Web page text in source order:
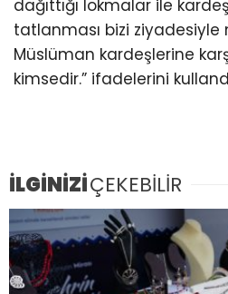
dağıttığı lokmalar ile
tatlanması bizi
Müslüman kardeşlerine
kimsedir.” ifadelerini
İLGİNİZİÇEKEBİLİR